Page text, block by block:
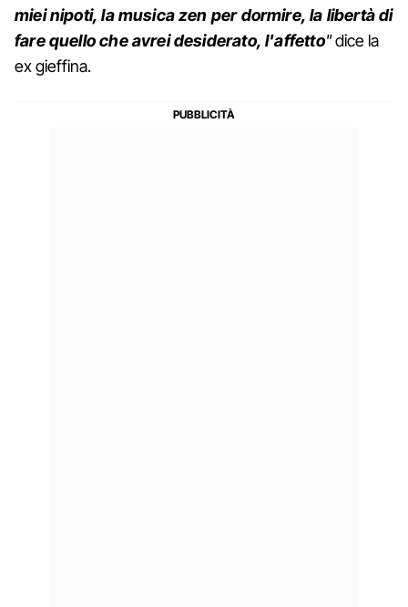
miei nipoti, la musica zen per dormire, la libertà di
fare quello che avrei desiderato, l'affetto"dice la
ex gieffina.